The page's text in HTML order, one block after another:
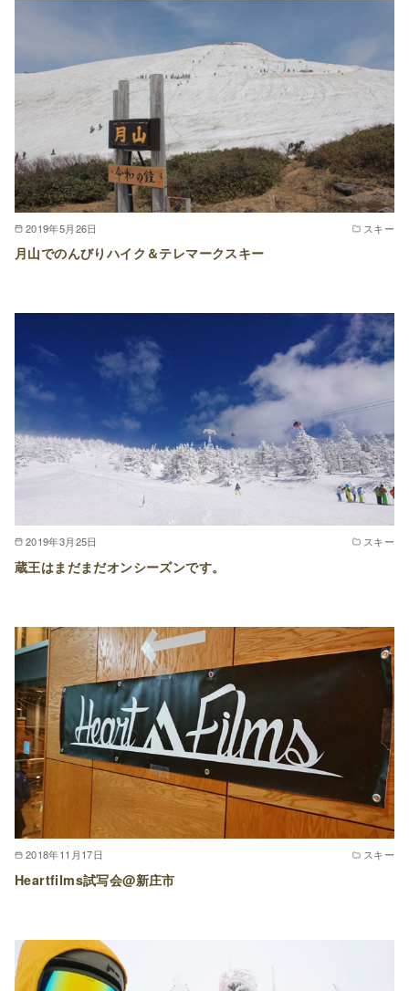
2019年5月26日 スキー
月山でのんびりハイク＆テレマークスキー
2019年3月25日 スキー
蔵王はまだまだオンシーズンです。
2018年11月17日 スキー
Heartfilms試写会@新庄市